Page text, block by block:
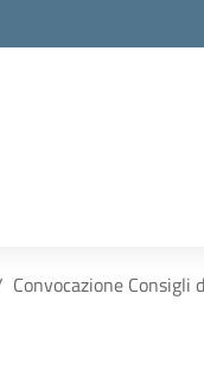
Convocazione